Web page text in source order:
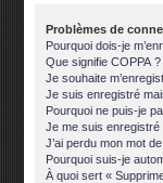
Problèmes de
Pourquoi dois-je
Que signifie COPPA ?
Je souhaite
Je suis enregistré
Pourquoi ne puis-je
Je me suis
J’ai perdu mon mot
Pourquoi suis-je
À quoi sert «